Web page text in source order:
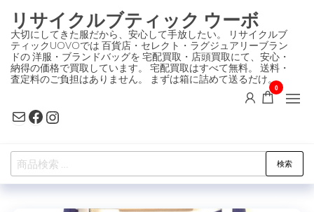
ン
テ
ン
ツ
プ
リサイクルブティック ウーボ
大切にしてきた服だから、安心して手放したい。 リサイクルブ
ティックUOVOでは 百貨店・セレクト・ラグジュアリーブラン
ドの 洋服・ブランドバッグを 宅配買取・店頭買取にて、安心・
納得の価格で買取しています。 宅配買取はすべて無料。 送料・
査定料のご負担はありません。 まずは箱に詰めて送るだけ。
MailFacebook
Instagram
0
検
索
検索